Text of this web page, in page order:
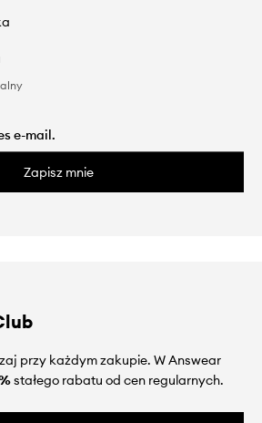
Zapisz mnie
przy każdym zakupie. W Answear
stałego rabatu od cen regularnych.